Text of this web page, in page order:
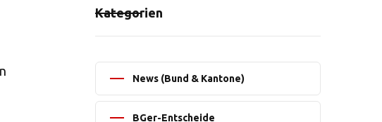
Kategorien
News (Bund & Kantone)
BGer-Entscheide